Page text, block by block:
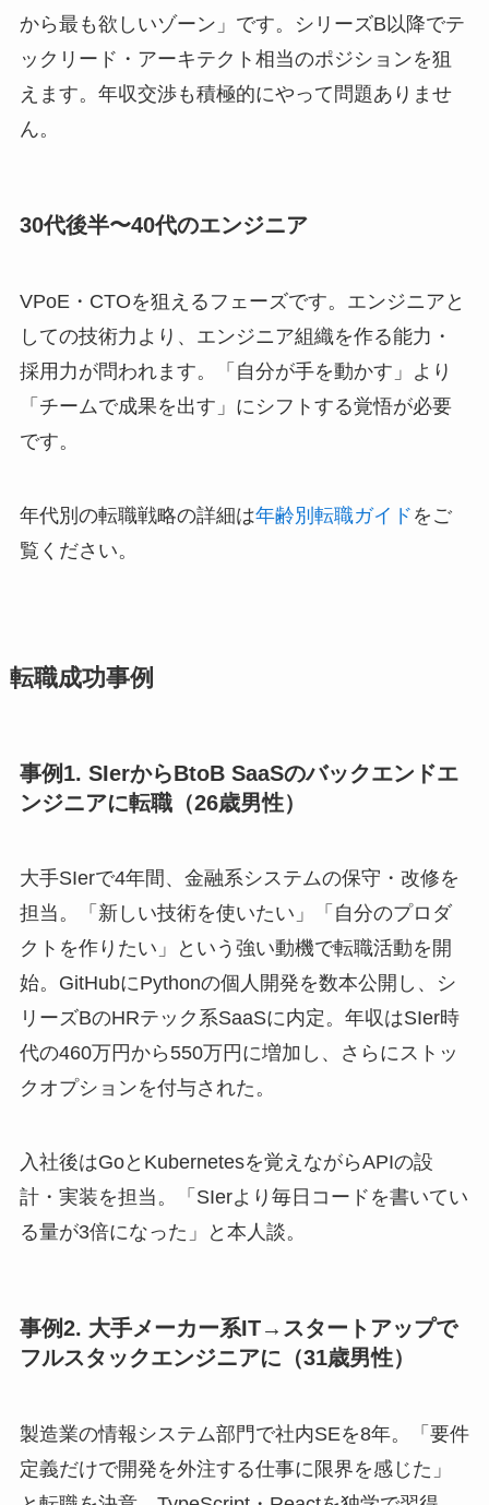
から最も欲しいゾーン」です。シリーズB以降でテ
ックリード・アーキテクト相当のポジションを狙
えます。年収交渉も積極的にやって問題ありませ
ん。
30代後半〜40代のエンジニア
VPoE・CTOを狙えるフェーズです。エンジニアと
しての技術力より、エンジニア組織を作る能力・
採用力が問われます。「自分が手を動かす」より
「チームで成果を出す」にシフトする覚悟が必要
です。
年代別の転職戦略の詳細は年齢別転職ガイド をご
覧ください。
転職成功事例
事例1. SIerからBtoB SaaSのバックエンドエ
ンジニアに転職（26歳男性）
大手SIerで4年間、金融系システムの保守・改修を
担当。「新しい技術を使いたい」「自分のプロダ
クトを作りたい」という強い動機で転職活動を開
始。GitHubにPythonの個人開発を数本公開し、シ
リーズBのHRテック系SaaSに内定。年収はSIer時
代の460万円から550万円に増加し、さらにストッ
クオプションを付与された。
入社後はGoとKubernetesを覚えながらAPIの設
計・実装を担当。「SIerより毎日コードを書いてい
る量が3倍になった」と本人談。
事例2. 大手メーカー系IT→スタートアップで
フルスタックエンジニアに（31歳男性）
製造業の情報システム部門で社内SEを8年。「要件
定義だけで開発を外注する仕事に限界を感じた」